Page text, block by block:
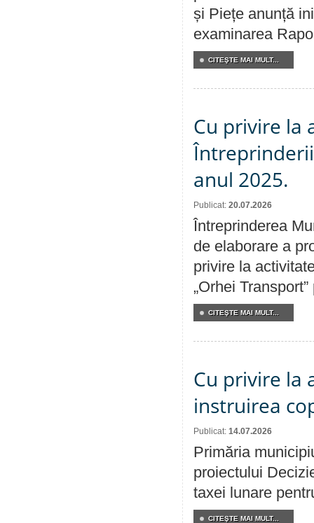
și Piețe anunță
examinarea
CITEŞTE MAI MULT...
Cu privire la
anul 2025.
Publicat: 20.07.2026
Întreprinderea
de elaborare a
privire la
„Orhei
CITEŞTE MAI MULT...
Cu privire la
instruirea
Publicat: 14.07.2026
Primăria
proiectului
taxei lunare
CITEŞTE MAI MULT...